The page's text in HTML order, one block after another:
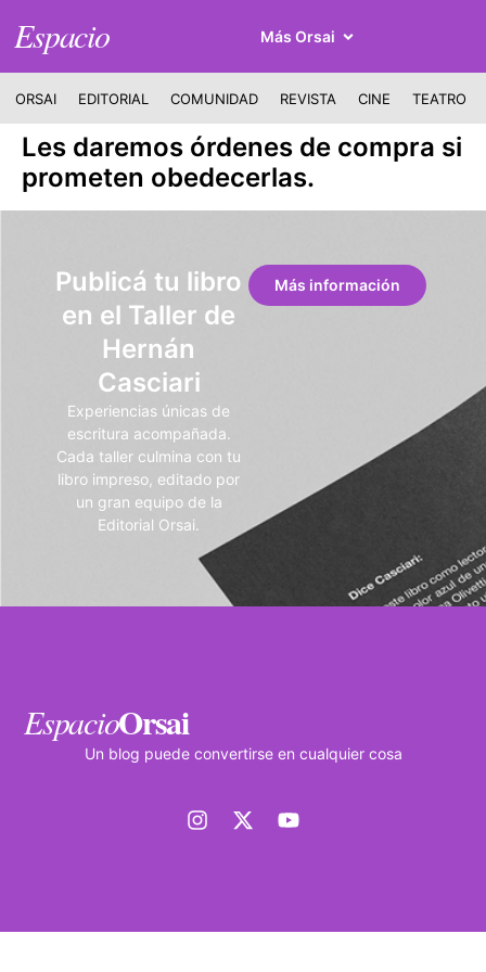
Espacio Más Orsai
ORSAI EDITORIAL COMUNIDAD REVISTA CINE TEATRO
Les daremos órdenes de compra si
prometen obedecerlas.
Publicá tu libro
en el Taller de
Hernán
Casciari
Experiencias únicas de
escritura acompañada.
Cada taller culmina con tu
libro impreso, editado por
un gran equipo de la
Editorial Orsai.
Más información
EspacioOrsai
Un blog puede convertirse en cualquier cosa